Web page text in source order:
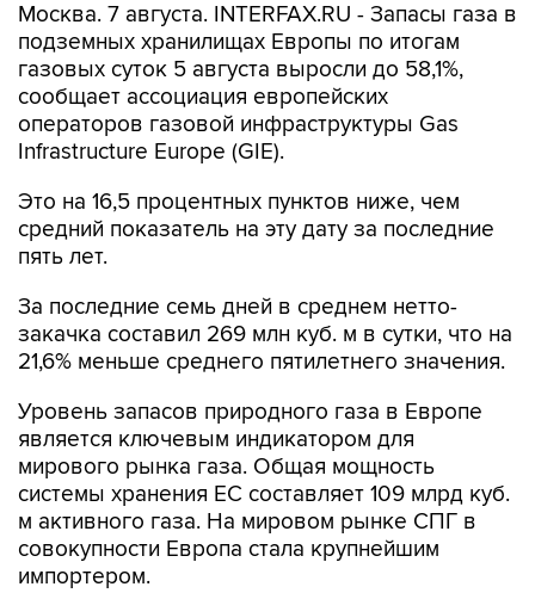
Москва. 7 августа. INTERFAX.RU - Запасы газа в
подземных хранилищах Европы по итогам
газовых суток 5 августа выросли до 58,1%,
сообщает ассоциация европейских
операторов газовой инфраструктуры Gas
Infrastructure Europe (GIE).
Это на 16,5 процентных пунктов ниже, чем
средний показатель на эту дату за последние
пять лет.
За последние семь дней в среднем нетто-
закачка составил 269 млн куб. м в сутки, что на
21,6% меньше среднего пятилетнего значения.
Уровень запасов природного газа в Европе
является ключевым индикатором для
мирового рынка газа. Общая мощность
системы хранения ЕС составляет 109 млрд куб.
м активного газа. На мировом рынке СПГ в
совокупности Европа стала крупнейшим
импортером.